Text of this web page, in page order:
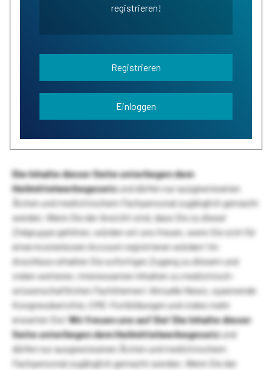
registrieren!
Registrieren
Einloggen
Die Inhalte dieser Seite unterliegen dem
Heilmittelwerbegesetzund dürfen nur ausgewiesenen
Ärzten und medizinischem Fachpersonal zugänglich gemacht
werden. Wenn Sie der Ansicht sind, dass Sie zu dieser
Zielgruppe gehören, würden wir uns freuen, wenn Sie sich für
einen kostenlosen Account registrieren würden! Im
Anschluss erhalten Sie sofortigen Zugang zu diesem und
vielen weiteren, interessanten Inhalten zu medizinisch-
wissenschaftlichen Fachthemen! Aktuelle News, spannende
Kongressberichte, CME-Fortbildungen und vieles mehr
erwarten Sie!Wir freuen uns auf Sie!Die Inhalte dieser
Seite unterliegen dem Heilmittelwerbegesetzund
dürfen nur ausgewiesenen Ärzten und medizinischem
Fachpersonal zugänglich gemacht werden. Wenn Sie der